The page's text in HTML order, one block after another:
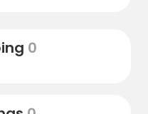
un entorno
atracciones de
0